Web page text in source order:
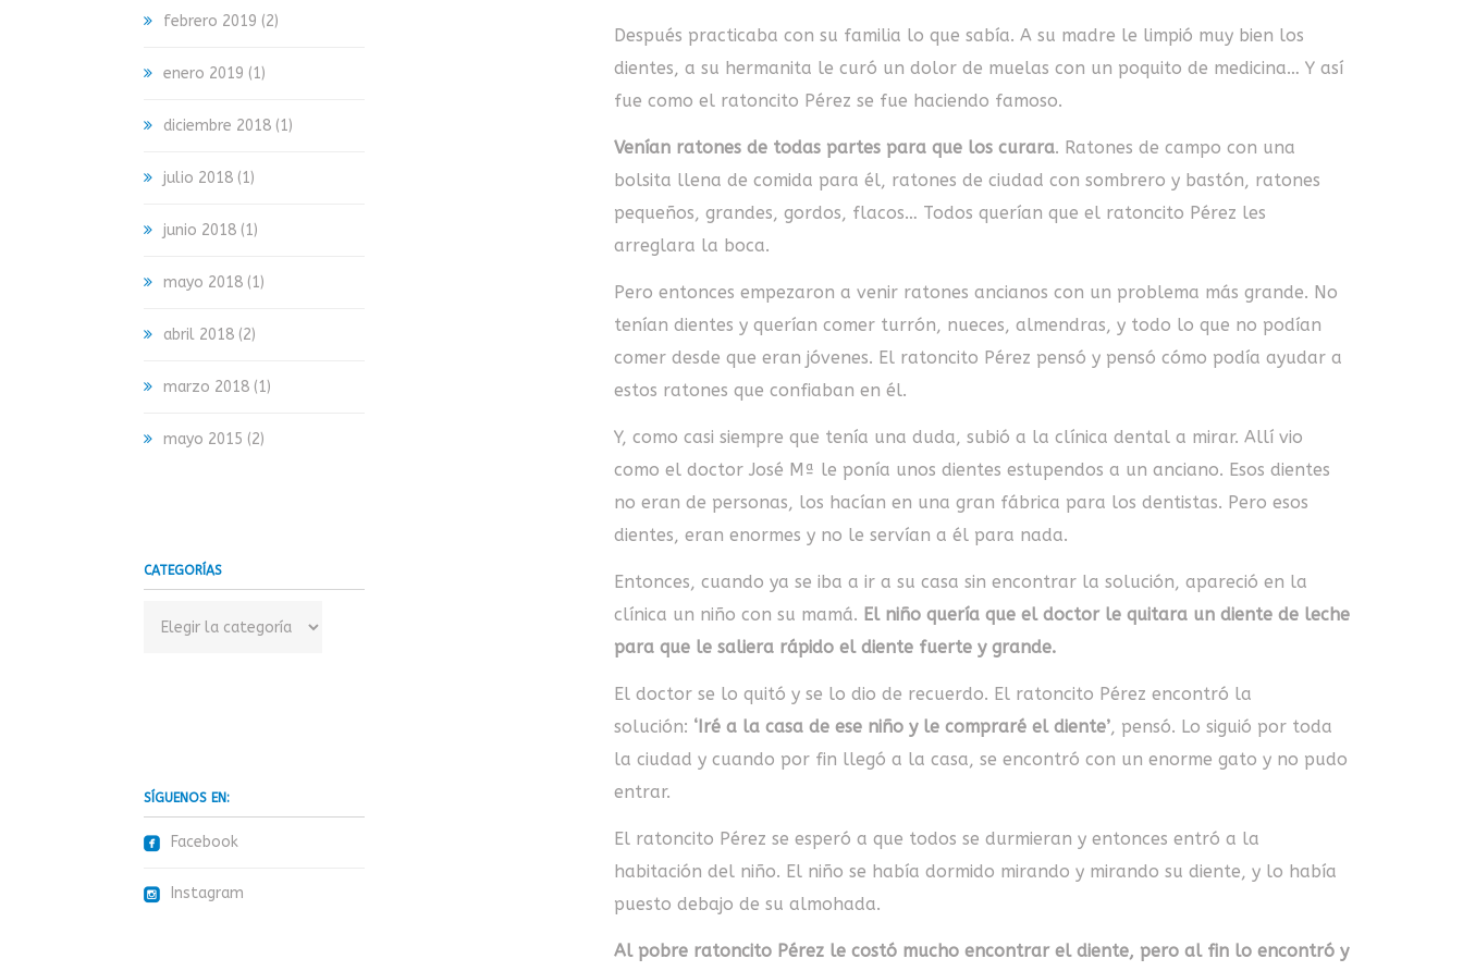
Después practicaba con su familia lo que sabía. A su madre le limpió muy bien los
dientes, a su hermanita le curó un dolor de muelas con un poquito de medicina… Y así
fue como el ratoncito Pérez se fue haciendo famoso.
Venían ratones de todas partes para que los curara. Ratones de campo con una
bolsita llena de comida para él, ratones de ciudad con sombrero y bastón, ratones
pequeños, grandes, gordos, flacos… Todos querían que el ratoncito Pérez les
arreglara la boca.
Pero entonces empezaron a venir ratones ancianos con un problema más grande. No
tenían dientes y querían comer turrón, nueces, almendras, y todo lo que no podían
comer desde que eran jóvenes. El ratoncito Pérez pensó y pensó cómo podía ayudar a
estos ratones que confiaban en él.
Y, como casi siempre que tenía una duda, subió a la clínica dental a mirar. Allí vio
como el doctor José Mª le ponía unos dientes estupendos a un anciano. Esos dientes
no eran de personas, los hacían en una gran fábrica para los dentistas. Pero esos
dientes, eran enormes y no le servían a él para nada.
Entonces, cuando ya se iba a ir a su casa sin encontrar la solución, apareció en la
clínica un niño con su mamá. El niño quería que el doctor le quitara un diente de leche
para que le saliera rápido el diente fuerte y grande.
El doctor se lo quitó y se lo dio de recuerdo. El ratoncito Pérez encontró la
solución: ‘Iré a la casa de ese niño y le compraré el diente’, pensó. Lo siguió por toda
la ciudad y cuando por fin llegó a la casa, se encontró con un enorme gato y no pudo
entrar.
El ratoncito Pérez se esperó a que todos se durmieran y entonces entró a la
habitación del niño. El niño se había dormido mirando y mirando su diente, y lo había
puesto debajo de su almohada.
Al pobre ratoncito Pérez le costó mucho encontrar el diente, pero al fin lo encontró y
febrero 2019 (2)
enero 2019 (1)
diciembre 2018 (1)
julio 2018 (1)
junio 2018 (1)
mayo 2018 (1)
abril 2018 (2)
marzo 2018 (1)
mayo 2015 (2)
CATEGORÍAS
SÍGUENOS EN:
roundedfacebook Facebook
roundedinstagram Instagram